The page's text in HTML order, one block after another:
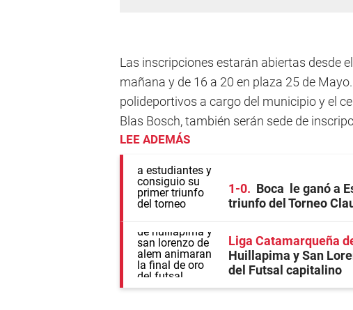
Las inscripciones estarán abiertas desde
mañana y de 16 a 20 en plaza 25 de
polideportivos a cargo del municipio y el
Blas Bosch, también serán sede de
LEE ADEMÁS
1-0
Boca le ganó a
triunfo del Torneo
Liga Catamarqueña
Huillapima y San
del Futsal capitalino